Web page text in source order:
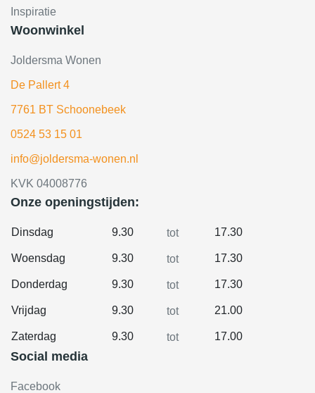
Inspiratie
Woonwinkel
Joldersma Wonen
De Pallert 4
7761 BT Schoonebeek
0524 53 15 01
info@joldersma-wonen.nl
KVK 04008776
Onze openingstijden:
Dinsdag 9.30 tot 17.30
Woensdag 9.30 tot 17.30
Donderdag 9.30 tot 17.30
Vrijdag 9.30 tot 21.00
Zaterdag 9.30 tot 17.00
Social media
Facebook